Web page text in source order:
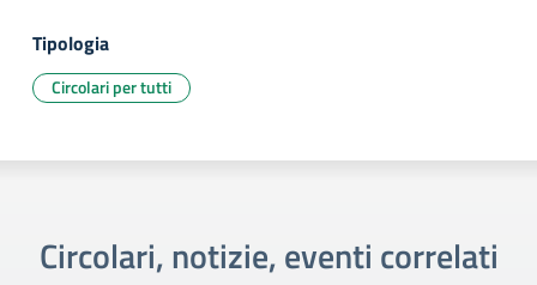
Tipologia
Circolari per tutti
Circolari, notizie, eventi correlati